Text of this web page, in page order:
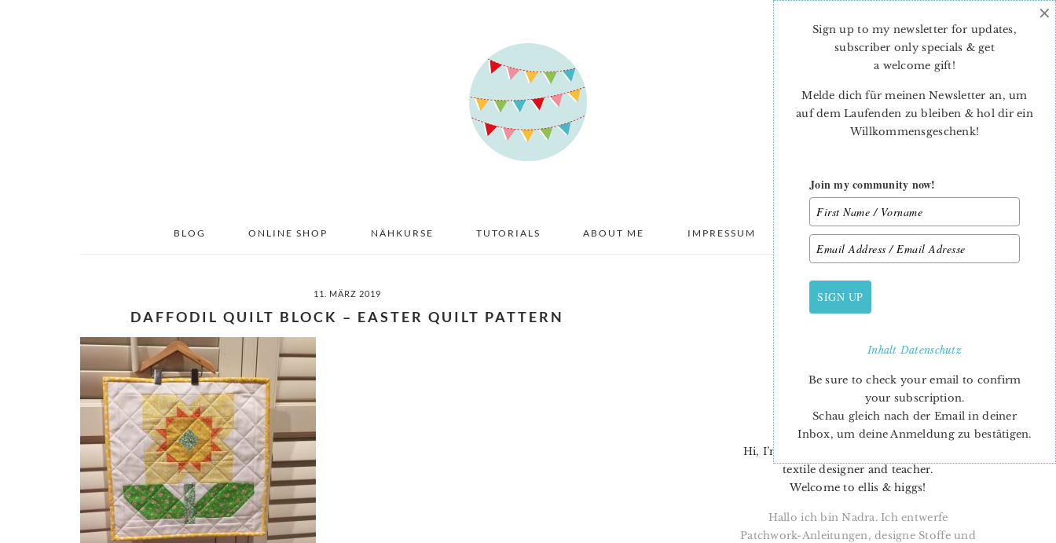
BLOG ONLINE SHOP NÄHKURSE TUTORIALS ABOUT ME IMPRESSUM DATENSCHUTZ
11. MÄRZ 2019
DAFFODIL QUILT BLOCK – EASTER QUILT PATTERN
PRIMARY
SIDEBAR
Hi, I’m Nadra. I’m a quilt pattern designer,
textile designer and teacher.
Welcome to ellis & higgs!
Hallo ich bin Nadra. Ich entwerfe
Patchwork-Anleitungen, designe Stoffe und
Sign up to my newsletter for updates,
subscriber only specials & get
a welcome gift!
Melde dich für meinen Newsletter an, um
auf dem Laufenden zu bleiben & hol dir ein
Willkommensgeschenk!
Join my community now!
SIGN UP
InhaltDatenschutz
Be sure to check your email to confirm
your subscription.
Schau gleich nach der Email in deiner
Inbox, um deine Anmeldung zu bestätigen.
×